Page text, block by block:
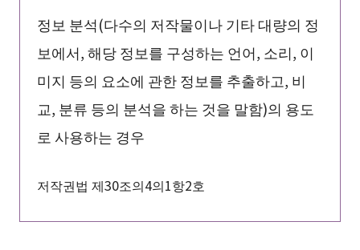
정보 분석(다수의 저작물이나 기타 대량의 정
보에서, 해당 정보를 구성하는 언어, 소리, 이
미지 등의 요소에 관한 정보를 추출하고, 비
교, 분류 등의 분석을 하는 것을 말함)의 용도
로 사용하는 경우
저작권법 제30조의4의1항2호